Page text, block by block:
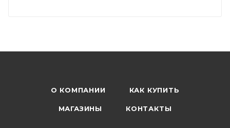
О КОМПАНИИ КАК КУПИТЬ
МАГАЗИНЫ КОНТАКТЫ